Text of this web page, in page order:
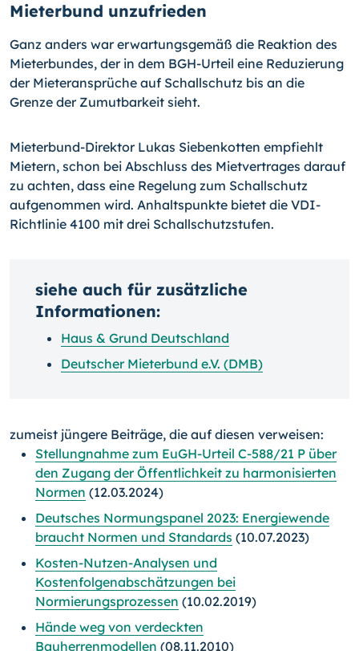
Mieterbund unzufrieden
Ganz anders war erwartungsgemäß die Reaktion des
Mieterbundes, der in dem BGH-Urteil eine Reduzierung
der Mieteransprüche auf Schallschutz bis an die
Grenze der Zumutbarkeit sieht.
Mieterbund-Direktor Lukas Siebenkotten empfiehlt
Mietern, schon bei Abschluss des Mietvertrages darauf
zu achten, dass eine Regelung zum Schallschutz
aufgenommen wird. Anhaltspunkte bietet die VDI-
Richtlinie 4100 mit drei Schallschutzstufen.
siehe auch für zusätzliche
Informationen:
Haus & Grund Deutschland
Deutscher Mieterbund e.V. (DMB)
zumeist jüngere Beiträge, die auf diesen verweisen:
Stellungnahme zum EuGH-Urteil C-588/21 P über
den Zugang der Öffentlichkeit zu harmonisierten
Normen (12.03.2024)
Deutsches Normungspanel 2023: Energiewende
braucht Normen und Standards (10.07.2023)
Kosten-Nutzen-Analysen und
Kostenfolgenabschätzungen bei
Normierungsprozessen (10.02.2019)
Hände weg von verdeckten
Bauherrenmodellen (08.11.2010)